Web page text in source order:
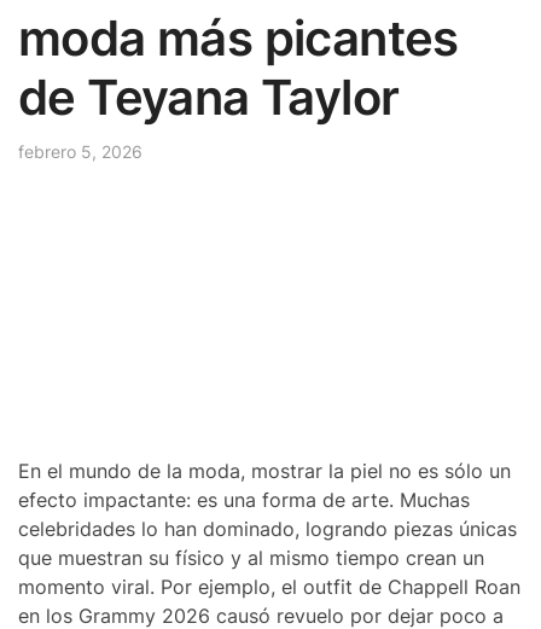
moda más picantes
de Teyana Taylor
febrero 5, 2026
En el mundo de la moda, mostrar la piel no es sólo un
efecto impactante: es una forma de arte. Muchas
celebridades lo han dominado, logrando piezas únicas
que muestran su físico y al mismo tiempo crean un
momento viral. Por ejemplo, el outfit de Chappell Roan
en los Grammy 2026 causó revuelo por dejar poco a